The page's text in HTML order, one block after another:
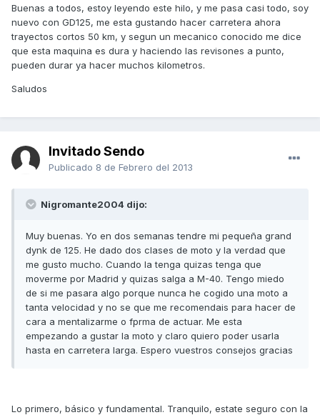
Buenas a todos, estoy leyendo este hilo, y me pasa casi todo, soy
nuevo con GD125, me esta gustando hacer carretera ahora
trayectos cortos 50 km, y segun un mecanico conocido me dice
que esta maquina es dura y haciendo las revisones a punto,
pueden durar ya hacer muchos kilometros.
Saludos
Invitado Sendo
Publicado 8 de Febrero del 2013
Nigromante2004 dijo:
Muy buenas. Yo en dos semanas tendre mi pequeña grand
dynk de 125. He dado dos clases de moto y la verdad que
me gusto mucho. Cuando la tenga quizas tenga que
moverme por Madrid y quizas salga a M-40. Tengo miedo
de si me pasara algo porque nunca he cogido una moto a
tanta velocidad y no se que me recomendais para hacer de
cara a mentalizarme o fprma de actuar. Me esta
empezando a gustar la moto y claro quiero poder usarla
hasta en carretera larga. Espero vuestros consejos gracias
Lo primero, básico y fundamental. Tranquilo, estate seguro con la